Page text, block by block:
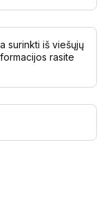
surinkti iš viešųjų
rasite